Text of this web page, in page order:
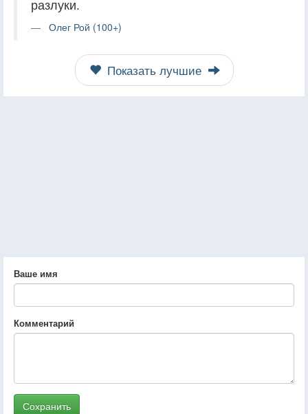
разлуки.
Олег Рой (100+)
Показать лучшие
Ваше имя
Комментарий
Сохранить